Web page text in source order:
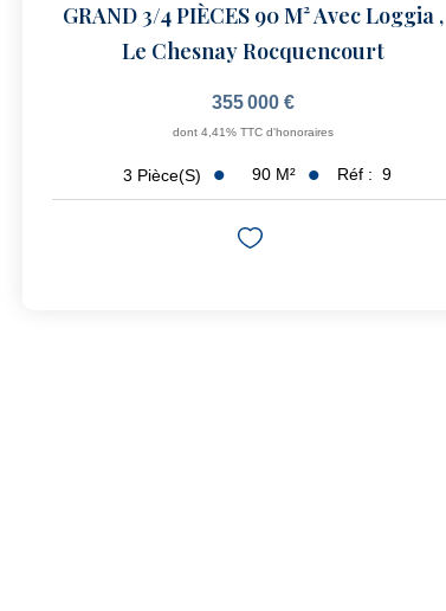
GRAND 3/4 PIÈCES 90 M² Avec Loggia ,
Le Chesnay Rocquencourt
355 000 €
dont 4,41% TTC d'honoraires
3 Pièce(s) 90 M² Réf : 9